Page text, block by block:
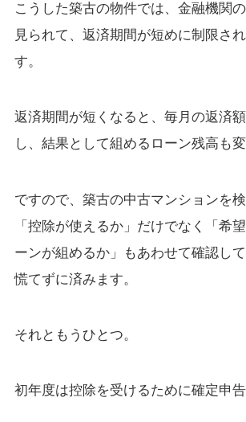
こうした築古の物件では、金融機関
見られて、返済期間が短めに制限さ
す。
返済期間が短くなると、毎月の返済
し、結果として組めるローン残高も変
ですので、築古の中古マンションを検
「控除が使えるか」だけでなく「希
ーンが組めるか」もあわせて確認し
慌てずに済みます。
それともうひとつ。
初年度は控除を受けるために確定申告